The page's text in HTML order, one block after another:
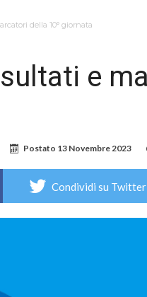
della 10° giornata
e
Postato 13 Novembre 2023
Condividi su Twitter